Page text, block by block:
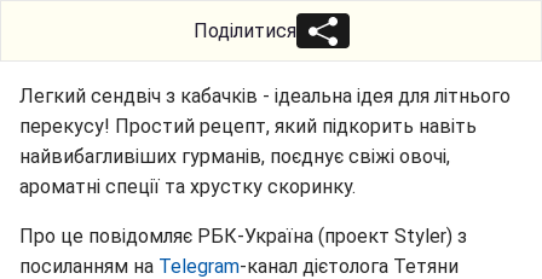
Поділитися
Легкий сендвіч з кабачків - ідеальна ідея для літнього
перекусу! Простий рецепт, який підкорить навіть
найвибагливіших гурманів, поєднує свіжі овочі,
ароматні спеції та хрустку скоринку.
Про це повідомляє РБК-Україна (проект Styler) з
посиланням на Telegram-канал дієтолога Тетяни